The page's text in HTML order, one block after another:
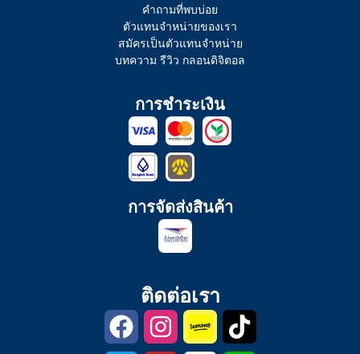
คำถามที่พบบ่อย
ตัวแทนจำหน่ายของเรา
สมัครเป็นตัวแทนจำหน่าย
บทความ รีวิว กลอนดิจิตอล
การชำระเงิน
การจัดส่งสินค้า
ติดต่อเรา